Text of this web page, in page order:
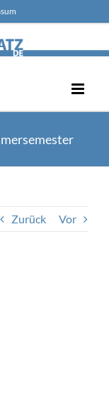
Zurück Vor